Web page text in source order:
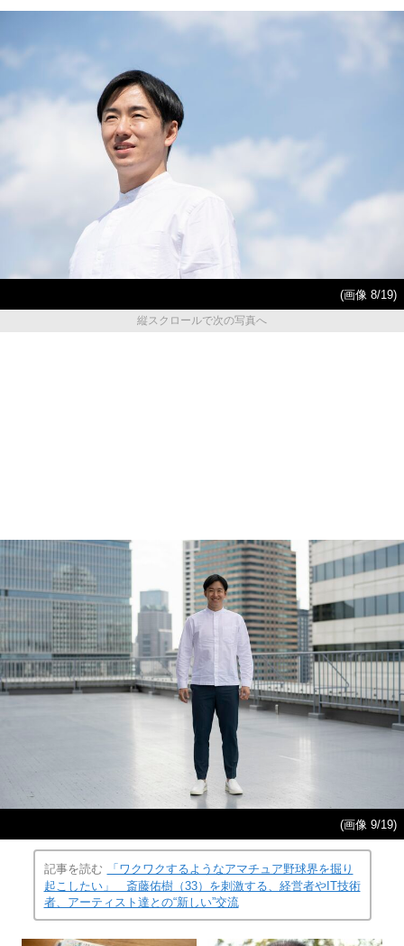
(画像 8/19)
縦スクロールで次の写真へ
(画像 9/19)
記事を読む
「ワクワクするようなアマチュア野球界を掘り
起こしたい」 斎藤佑樹（33）を刺激する、経営者やIT技術
者、アーティスト達との“新しい”交流